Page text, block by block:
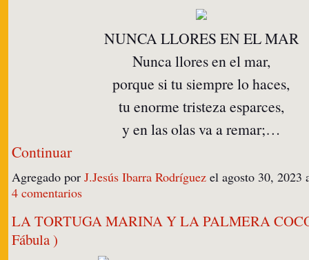
NUNCA LLORES EN EL MAR
Nunca llores en el mar,
porque si tu siempre lo haces,
tu enorme tristeza esparces,
y en las olas va a remar;…
Continuar
Agregado por J.Jesús Ibarra Rodríguez el agosto 30,
4 comentarios
LA TORTUGA MARINA Y LA PALMERA
Fábula )